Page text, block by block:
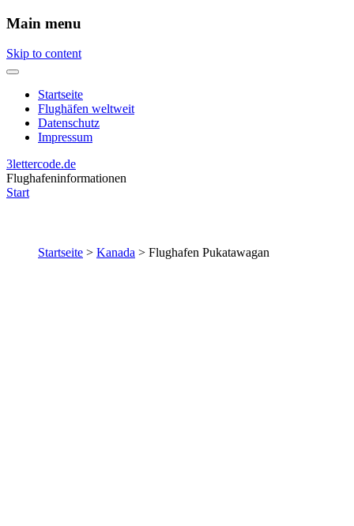
Main menu
Skip to content
Startseite
Flughäfen weltweit
Datenschutz
Impressum
3lettercode.de
Flughafeninformationen
Start
Startseite > Kanada > Flughafen Pukatawagan